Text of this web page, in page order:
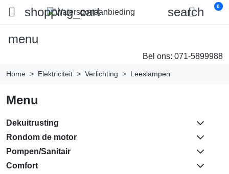
search
 shopping_cart  0
menu
Bel ons: 071-5899988
Home Elektriciteit Verlichting Leeslampen
Menu
Dekuitrusting
Rondom de motor
Pompen/Sanitair
Comfort